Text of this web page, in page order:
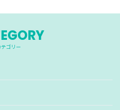
テゴリー